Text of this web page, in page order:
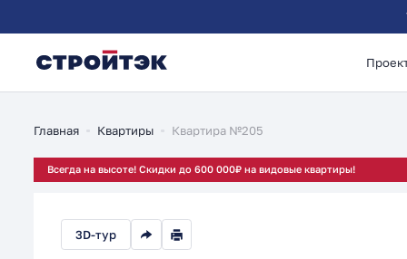
1-комнатная 40.25м²
Главная Квартиры Квартира №205
Всегда на высоте! Скидки до 600 000₽ на видовые квартиры!
3D-тур